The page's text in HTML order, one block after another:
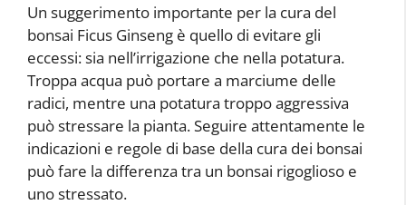
Un suggerimento importante per la cura del
bonsai Ficus Ginseng è quello di evitare gli
eccessi: sia nell’irrigazione che nella potatura.
Troppa acqua può portare a marciume delle
radici, mentre una potatura troppo aggressiva
può stressare la pianta. Seguire attentamente le
indicazioni e regole di base della cura dei bonsai
può fare la differenza tra un bonsai rigoglioso e
uno stressato.